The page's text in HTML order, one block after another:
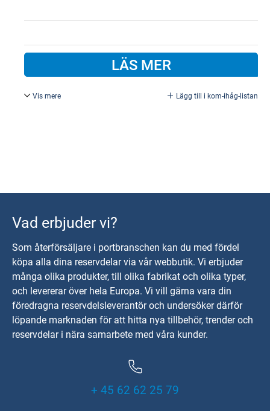
LÄS MER
Vis mere Lägg till i kom-ihåg-listan
Vad erbjuder vi?
Som återförsäljare i portbranschen kan du med fördel
köpa alla dina reservdelar via vår webbutik. Vi erbjuder
många olika produkter, till olika fabrikat och olika typer,
och levererar över hela Europa. Vi vill gärna vara din
föredragna reservdelsleverantör och undersöker därför
löpande marknaden för att hitta nya tillbehör, trender och
reservdelar i nära samarbete med våra kunder.
+ 45 62 62 25 79